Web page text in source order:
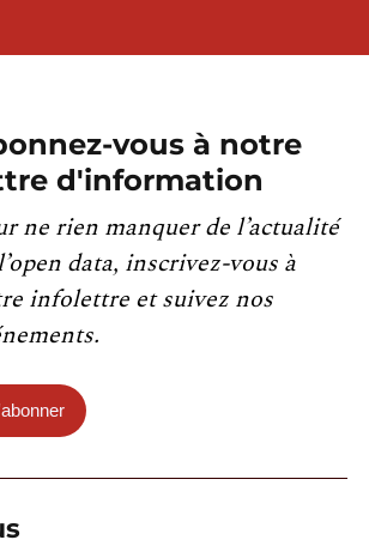
vous à notre
d'information
ne rien manquer de l’actualité
data, inscrivez-vous à
infolettre et suivez nos